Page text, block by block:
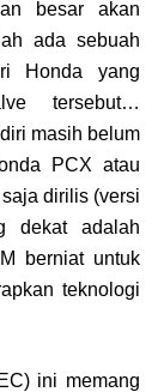
besar akan
ada sebuah
Honda yang
tersebut…
masih belum
PCX atau
dirilis (versi
dekat adalah
berniat untuk
teknologi
ini memang